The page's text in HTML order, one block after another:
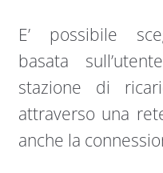
E’ possibile
basata
stazione di
attraverso una
anche la